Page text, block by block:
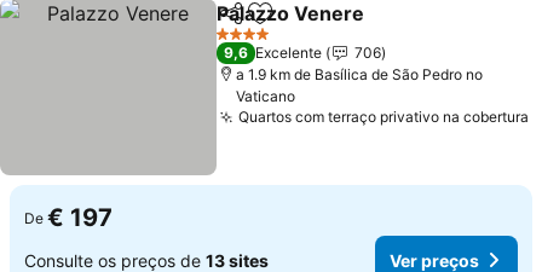
PartilharAdicionar aos favoritos
Palazzo Venere
4 Estrelas
9,6 Excelente
706
a 1.9 km de Basílica de São Pedro no
Vaticano
Quartos com terraço privativo na cobertura
De € 197
Consulte os preços de 13 sites Ver preços